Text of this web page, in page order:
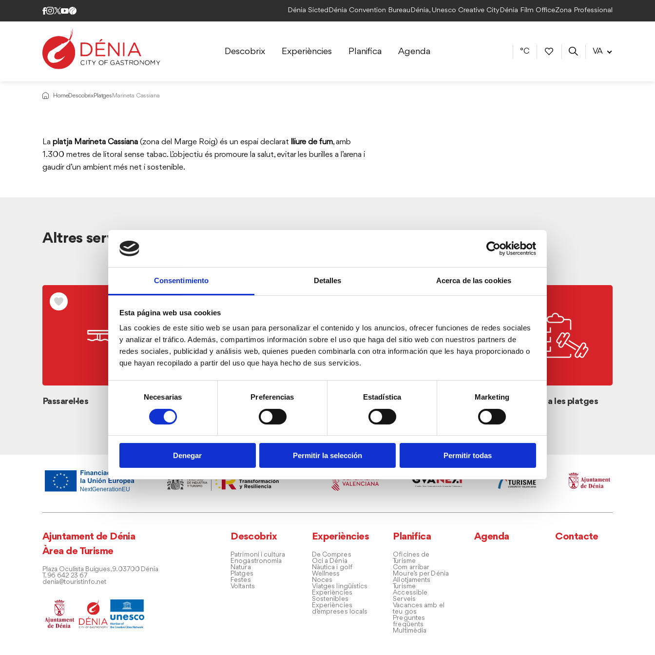
Consentimiento Detalles Acerca de las cookies
Esta página web usa cookies
Las cookies de este sitio web se usan para personalizar el contenido y los anuncios, ofrecer funciones de redes sociales
y analizar el tráfico. Además, compartimos información sobre el uso que haga del sitio web con nuestros partners de
redes sociales, publicidad y análisis web, quienes pueden combinarla con otra información que les haya proporcionado o
que hayan recopilado a partir del uso que haya hecho de sus servicios.
Selección
consentimiento
Necesarias Preferencias Estadística Marketing
Denegar Permitir la selección Permitir todas
Dénia Sicted Dénia Convention Bureau Dénia, Unesco Creative CityDénia Film OfficeZona Professional
Descobrix Experiències Planifica Agenda °C VA
HomeDescobrixPlatges Marineta Cassiana
La platja Marineta Cassiana (zona del Marge Roig) és un espai declarat lliure de fum, amb
1.300 metres de litoral sense tabac. L’objectiu és promoure la salut, evitar les burilles a l’arena i
gaudir d’un ambient més net i sostenible.
Altres serveis
Passarel·les
Plataformes aquàtiques i/o
instal·lacions infantils
Programa esport a les platges
Ajuntament de Dénia
Àrea de Turisme
Plaza Oculista Buigues, 9. 03700 Dénia
T. 96 642 23 67
denia@touristinfo.net
Descobrix
Patrimoni i cultura
Enogastronomia
Natura
Platges
Festes
Voltants
Experiències
De Compres
Oci a Dénia
Nàutica i golf
Wellness
Noces
Viatges lingüístics
Experiències
Sostenibles
Experiències
d’empreses locals
Planifica
Oficines de
Turisme
Com arribar
Moure’s per Dénia
Allotjaments
Turisme
Accessible
Serveis
Vacances amb el
teu gos
Preguntes
freqüents
Multimèdia
Agenda Contacte